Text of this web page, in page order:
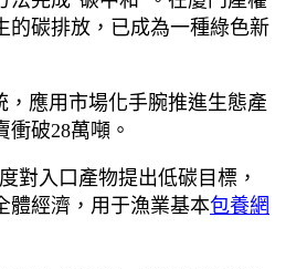
的碳排放，已成為一種綠色新
應用市場化手腕推進生態產
破28萬噸。
對入口產物提出低碳目標，
體經濟，用于漁業基本包養網